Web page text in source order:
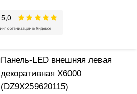
Панель-LED внешняя левая
декоративная X6000
(DZ9X259620115)